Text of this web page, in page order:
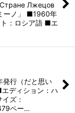
Лжецов
ーノ」 ■1960年
：ロシア語 ■エ
行（だと思い
ディション：ハ
ズ：
ペー…